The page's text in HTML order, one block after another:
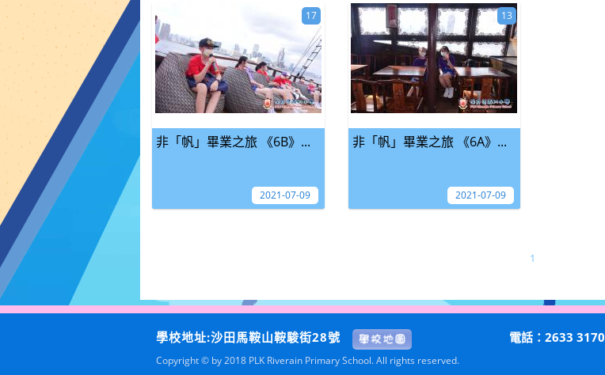
非「帆」畢業之旅 《6B》...
17
2021-07-09
非「帆」畢業之旅 《6A》...
13
2021-07-09
1
學校地址:沙田馬鞍山鞍駿街28號 電話：2633 3170
Copyright © by 2018 PLK Riverain Primary School. All rights reserved.